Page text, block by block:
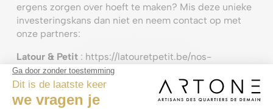
ergens zorgen over hoeft te maken? Mis deze unieke
investeringskans dan niet en neem contact op met
onze partners:
Latour & Petit: https://latouretpetit.be/nos-
biens/immobilier-neuf/5442469?from_search=true
immo@pareto.be